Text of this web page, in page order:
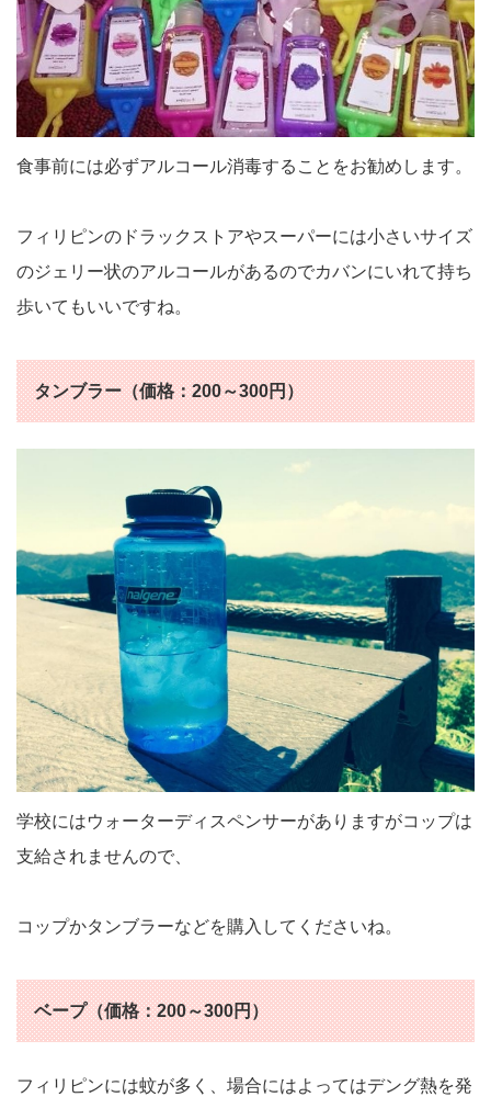
食事前には必ずアルコール消毒することをお勧めします。
フィリピンのドラックストアやスーパーには小さいサイズ
のジェリー状のアルコールがあるのでカバンにいれて持ち
歩いてもいいですね。
タンブラー（価格：200～300円）
学校にはウォーターディスペンサーがありますがコップは
支給されませんので、
コップかタンブラーなどを購入してくださいね。
ベープ（価格：200～300円）
フィリピンには蚊が多く、場合にはよってはデング熱を発